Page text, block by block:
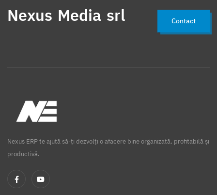
Nexus Media srl Contact
Nexus ERP te ajută să-ți dezvolți o afacere bine organizată, profitabilă și
productivă.